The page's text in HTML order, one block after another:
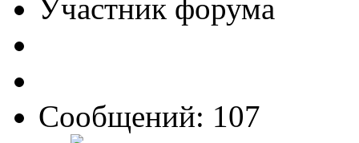
Участник форума
Сообщений: 107